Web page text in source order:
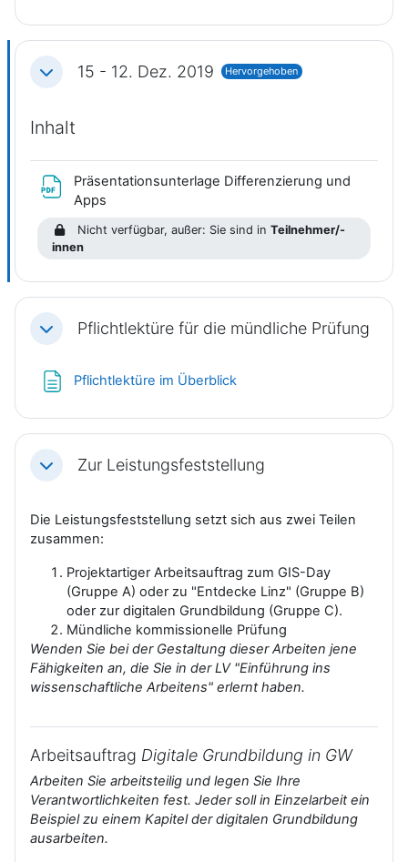
Einklappen15 - 12. Dez. 2019 Hervorgehoben
Inhalt
Präsentationsunterlage Differenzierung und
Apps
Nicht verfügbar, außer: Sie sind inTeilnehmer/-
innen
EinklappenPflichtlektüre für die mündliche Prüfung
Pflichtlektüre im ÜberblickTextseite
EinklappenZur Leistungsfeststellung
Die Leistungsfeststellung setzt sich aus zwei Teilen
zusammen:
Projektartiger Arbeitsauftrag zum GIS-Day
(Gruppe A) oder zu "Entdecke Linz" (Gruppe B)
oder zur digitalen Grundbildung (Gruppe C).
Mündliche kommissionelle Prüfung
Wenden Sie bei der Gestaltung dieser Arbeiten jene
Fähigkeiten an, die Sie in der LV "Einführung ins
wissenschaftliche Arbeitens" erlernt haben.
Arbeitsauftrag Digitale Grundbildung in GW
Arbeiten Sie arbeitsteilig und legen Sie Ihre
Verantwortlichkeiten fest. Jeder soll in Einzelarbeit ein
Beispiel zu einem Kapitel der digitalen Grundbildung
ausarbeiten.